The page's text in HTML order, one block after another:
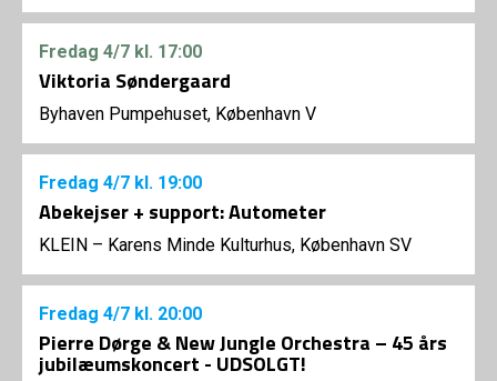
Fredag 4/7 kl. 17:00
Viktoria Søndergaard
Byhaven Pumpehuset, København V
Fredag 4/7 kl. 19:00
Abekejser + support: Autometer
KLEIN – Karens Minde Kulturhus, København SV
Fredag 4/7 kl. 20:00
Pierre Dørge & New Jungle Orchestra – 45 års
jubilæumskoncert - UDSOLGT!